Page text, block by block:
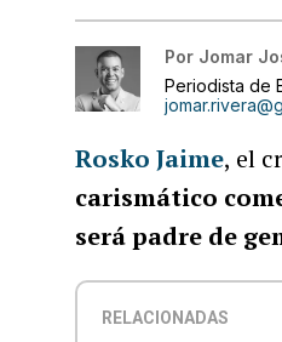
Por Jomar
Periodista de
Rosko Jaime, el
carismático
será padre de
RELACIONADAS